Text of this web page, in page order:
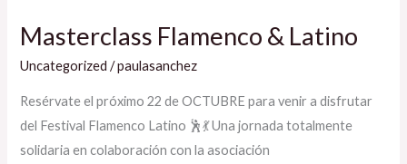
Masterclass Flamenco & Latino
Uncategorized /paulasanchez
Resérvate el próximo 22 de OCTUBRE para venir a disfrutar
del Festival Flamenco Latino 🕺💃 Una jornada totalmente
solidaria en colaboración con la asociación
&
Latino